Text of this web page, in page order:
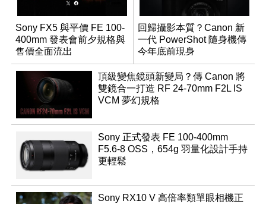
Sony FX5 與平價 FE 100-
400mm 發表會前夕規格與
售價全面流出
回歸攝影本質？Canon 新
一代 PowerShot 隨身機傳
今年底前現身
頂級變焦鏡頭新變局？傳 Canon 將
雙鏡合一打造 RF 24-70mm F2L IS
VCM 夢幻規格
Sony 正式發表 FE 100-400mm
F5.6-8 OSS，654g 羽量化設計手持
更輕鬆
Sony RX10 V 高倍率類單眼相機正